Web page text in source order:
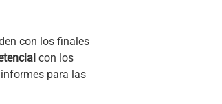
con los finales
con los
para las